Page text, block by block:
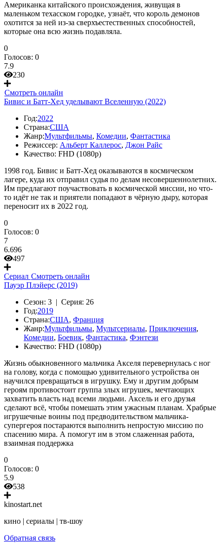
Американка китайского происхождения, живущая в
маленьком техасском городке, узнаёт, что король демонов
охотится за ней из-за сверхъестественных способностей,
которые она всю жизнь подавляла.
0
Голосов: 0
7.9
230
Смотреть онлайн
Бивис и Батт-Хед уделывают Вселенную (2022)
Год:2022
Страна:США
Жанр:Мультфильмы, Комедии, Фантастика
Режиссер: Альберт Каллерос, Джон Райс
Качество: FHD (1080p)
1998 год. Бивис и Батт-Хед оказываются в космическом
лагере, куда их отправил судья по делам несовершеннолетних.
Им предлагают поучаствовать в космической миссии, но что-
то идёт не так и приятели попадают в чёрную дыру, которая
переносит их в 2022 год.
0
Голосов: 0
7
6.696
497
Сериал Смотреть онлайн
Пауэр Плэйерс (2019)
Сезон: 3 | Серия: 26
Год:2019
Страна:США, Франция
Жанр:Мультфильмы, Мультсериалы, Приключения,
Комедии, Боевик, Фантастика, Фэнтези
Качество: FHD (1080p)
Жизнь обыкновенного мальчика Акселя перевернулась с ног
на голову, когда с помощью удивительного устройства он
научился превращаться в игрушку. Ему и другим добрым
героям противостоит группа злых игрушек, мечтающих
захватить власть над всеми людьми. Аксель и его друзья
сделают всё, чтобы помешать этим ужасным планам. Храбрые
игрушечные воины под предводительством мальчика-
супергероя постараются выполнить непростую миссию по
спасению мира. А помогут им в этом слаженная работа,
взаимная поддержка
0
Голосов: 0
5.9
538
kinostart.net
кино | сериалы | тв-шоу
Обратная связь